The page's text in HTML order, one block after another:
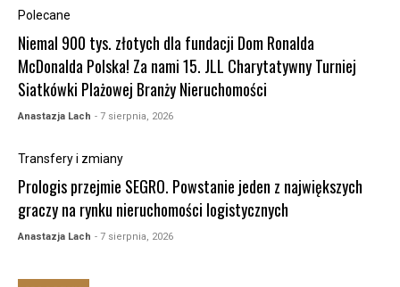
Polecane
Niemal 900 tys. złotych dla fundacji Dom Ronalda
McDonalda Polska! Za nami 15. JLL Charytatywny Turniej
Siatkówki Plażowej Branży Nieruchomości
Anastazja Lach - 7 sierpnia, 2026
Transfery i zmiany
Prologis przejmie SEGRO. Powstanie jeden z największych
graczy na rynku nieruchomości logistycznych
Anastazja Lach - 7 sierpnia, 2026